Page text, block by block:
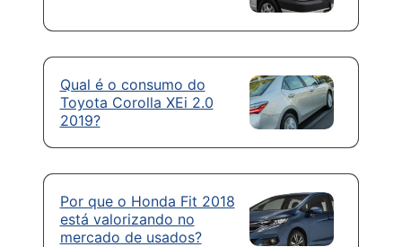
Qual é o consumo do
Toyota Corolla XEi 2.0
2019?
Por que o Honda Fit 2018
está valorizando no
mercado de usados?